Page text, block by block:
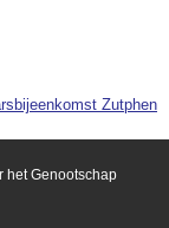
Zutphen
het Genootschap